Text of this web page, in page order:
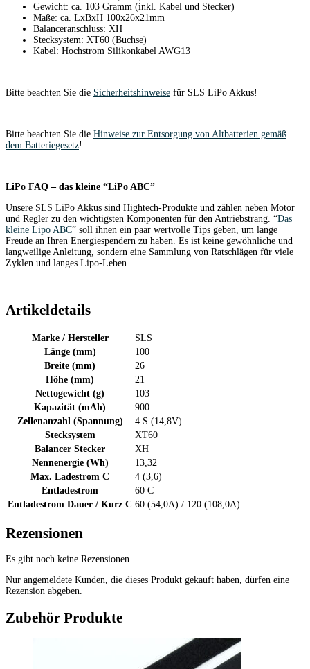
Gewicht: ca. 103 Gramm (inkl. Kabel und Stecker)
Maße: ca. LxBxH 100x26x21mm
Balanceranschluss: XH
Stecksystem: XT60 (Buchse)
Kabel: Hochstrom Silikonkabel AWG13
Bitte beachten Sie die Sicherheitshinweise für SLS LiPo Akkus!
Bitte beachten Sie die Hinweise zur Entsorgung von Altbatterien gemäß
dem Batteriegesetz!
LiPo FAQ – das kleine “LiPo ABC”
Unsere SLS LiPo Akkus sind Hightech-Produkte und zählen neben Motor
und Regler zu den wichtigsten Komponenten für den Antriebstrang. “Das
kleine Lipo ABC” soll ihnen ein paar wertvolle Tips geben, um lange
Freude an Ihren Energiespendern zu haben. Es ist keine gewöhnliche und
langweilige Anleitung, sondern eine Sammlung von Ratschlägen für viele
Zyklen und langes Lipo-Leben.
Artikeldetails
Marke / Hersteller
SLS
Länge (mm)
100
Breite (mm)
26
Höhe (mm)
21
Nettogewicht (g)
103
Kapazität (mAh)
900
Zellenanzahl (Spannung)
4 S (14,8V)
Stecksystem
XT60
Balancer Stecker
XH
Nennenergie (Wh)
13,32
Max. Ladestrom C
4 (3,6)
Entladestrom
60 C
Entladestrom Dauer / Kurz C 60 (54,0A) / 120 (108,0A)
Rezensionen
Es gibt noch keine Rezensionen.
Nur angemeldete Kunden, die dieses Produkt gekauft haben, dürfen eine
Rezension abgeben.
Zubehör Produkte